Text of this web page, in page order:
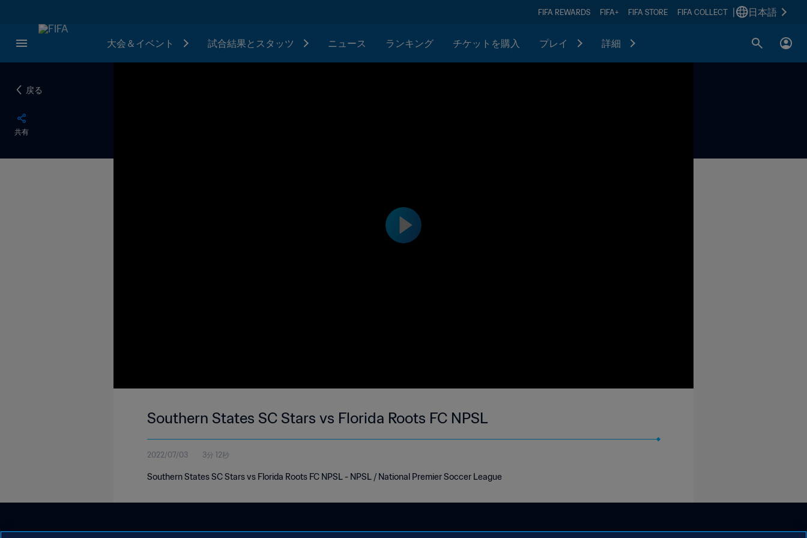
FIFA REWARDS FIFA+ FIFA STORE FIFA COLLECT 日本語
大会＆イベント 試合結果とスタッツ ニュース ランキング チケットを購入 プレイ 詳細
戻る
共有
Southern States SC Stars vs Florida Roots FC NPSL
2022/07/03 3分 12秒
Southern States SC Stars vs Florida Roots FC NPSL - NPSL / National Premier Soccer League